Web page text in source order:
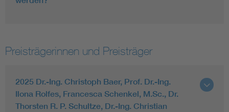
Preisträgerinnen und Preisträger
2025 Dr.-Ing. Christoph Baer, Prof. Dr.-Ing.
Ilona Rolfes, Francesca Schenkel, M.Sc., Dr.
Thorsten R. P. Schultze, Dr.-Ing. Christian